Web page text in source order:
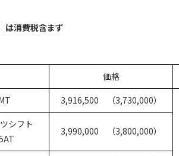
は消費税含まず
価格
3,916,500 （3,730,000）
シフト
3,990,000 （3,800,000）